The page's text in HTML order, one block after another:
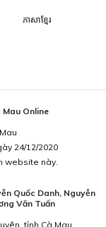
ភាសាខ្មែរ
Online
24/12/2020
website này.
Quốc Danh, Nguyễn
Văn Tuấn
tỉnh Cà Mau.